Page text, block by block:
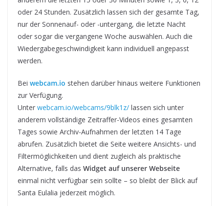
oder 24 Stunden. Zusätzlich lassen sich der gesamte Tag,
nur der Sonnenauf- oder -untergang, die letzte Nacht
oder sogar die vergangene Woche auswählen. Auch die
Wiedergabegeschwindigkeit kann individuell angepasst
werden.
Bei webcam.io stehen darüber hinaus weitere Funktionen
zur Verfügung.
Unter webcam.io/webcams/9blk1z/ lassen sich unter
anderem vollständige Zeitraffer-Videos eines gesamten
Tages sowie Archiv-Aufnahmen der letzten 14 Tage
abrufen. Zusätzlich bietet die Seite weitere Ansichts- und
Filtermöglichkeiten und dient zugleich als praktische
Alternative, falls das Widget auf unserer Webseite
einmal nicht verfügbar sein sollte – so bleibt der Blick auf
Santa Eulalia jederzeit möglich.